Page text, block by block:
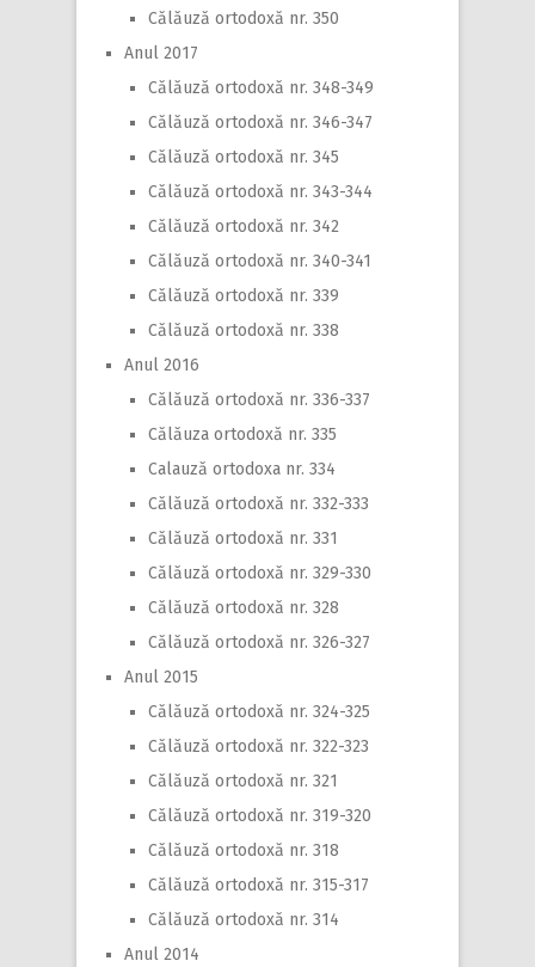
Călăuză ortodoxă nr. 350
Anul 2017
Călăuză ortodoxă nr. 348-349
Călăuză ortodoxă nr. 346-347
Călăuză ortodoxă nr. 345
Călăuză ortodoxă nr. 343-344
Călăuză ortodoxă nr. 342
Călăuză ortodoxă nr. 340-341
Călăuză ortodoxă nr. 339
Călăuză ortodoxă nr. 338
Anul 2016
Călăuză ortodoxă nr. 336-337
Călăuza ortodoxă nr. 335
Calauză ortodoxa nr. 334
Călăuză ortodoxă nr. 332-333
Călăuză ortodoxă nr. 331
Călăuză ortodoxă nr. 329-330
Călăuză ortodoxă nr. 328
Călăuză ortodoxă nr. 326-327
Anul 2015
Călăuză ortodoxă nr. 324-325
Călăuză ortodoxă nr. 322-323
Călăuză ortodoxă nr. 321
Călăuză ortodoxă nr. 319-320
Călăuză ortodoxă nr. 318
Călăuză ortodoxă nr. 315-317
Călăuză ortodoxă nr. 314
Anul 2014